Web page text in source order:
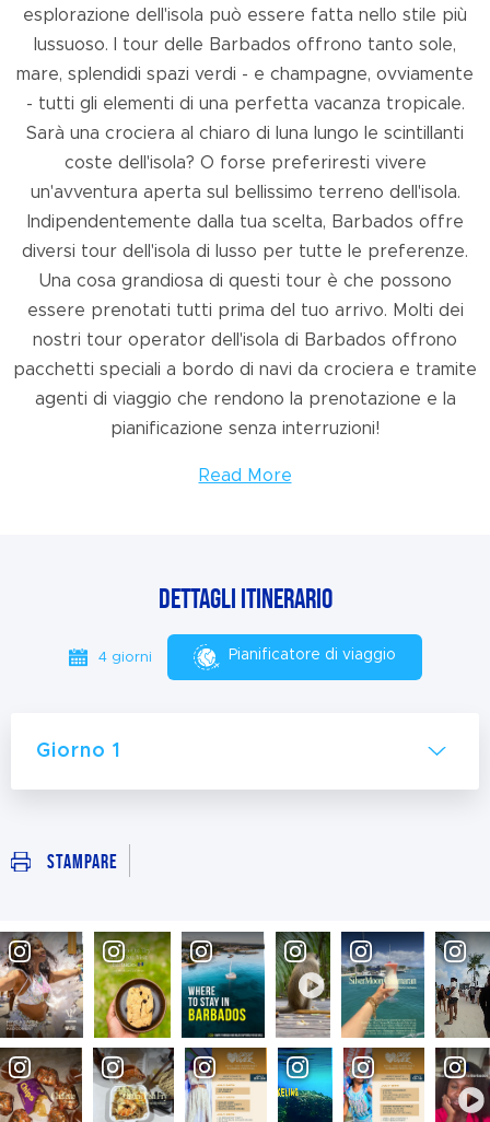
esplorazione dell'isola può essere fatta nello stile più
lussuoso. I tour delle Barbados offrono tanto sole,
mare, splendidi spazi verdi - e champagne, ovviamente
- tutti gli elementi di una perfetta vacanza tropicale.
Sarà una crociera al chiaro di luna lungo le scintillanti
coste dell'isola? O forse preferiresti vivere
un'avventura aperta sul bellissimo terreno dell'isola.
Indipendentemente dalla tua scelta, Barbados offre
diversi tour dell'isola di lusso per tutte le preferenze.
Una cosa grandiosa di questi tour è che possono
essere prenotati tutti prima del tuo arrivo. Molti dei
nostri tour operator dell'isola di Barbados offrono
pacchetti speciali a bordo di navi da crociera e tramite
agenti di viaggio che rendono la prenotazione e la
pianificazione senza interruzioni!
Read More
Dettagli itinerario
4 giorni Pianificatore di viaggio
Giorno 1
Stampare